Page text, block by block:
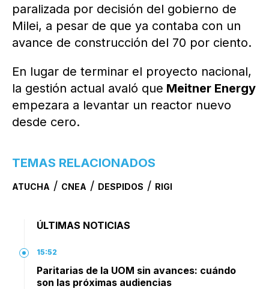
paralizada por decisión del gobierno de
Milei, a pesar de que ya contaba con un
avance de construcción del 70 por ciento.
En lugar de terminar el proyecto nacional,
la gestión actual avaló que Meitner Energy
empezara a levantar un reactor nuevo
desde cero.
TEMAS RELACIONADOS
ATUCHA / CNEA / DESPIDOS / RIGI
ÚLTIMAS NOTICIAS
15:52
Paritarias de la UOM sin avances: cuándo
son las próximas audiencias